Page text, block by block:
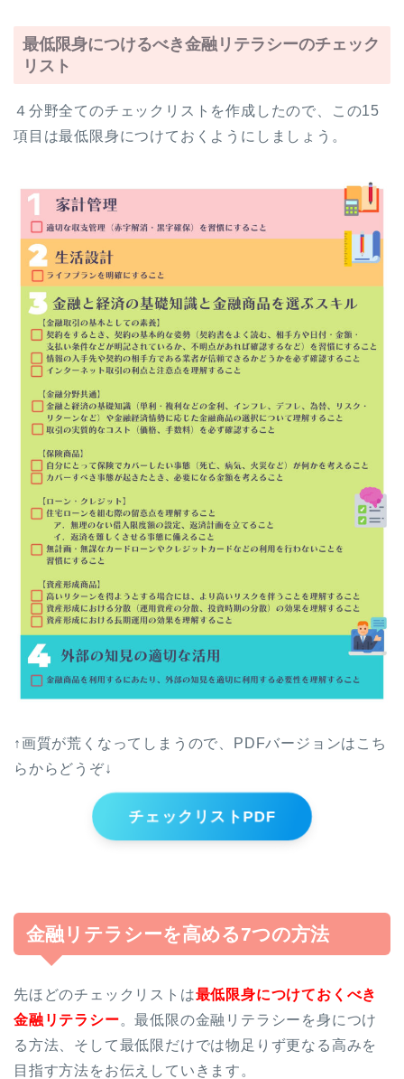
最低限身につけるべき金融リテラシーのチェック
リスト
４分野全てのチェックリストを作成したので、この15
項目は最低限身につけておくようにしましょう。
↑画質が荒くなってしまうので、PDFバージョンはこち
らからどうぞ↓
チェックリストPDF
金融リテラシーを高める7つの方法
先ほどのチェックリストは最低限身につけておくべき
金融リテラシー。最低限の金融リテラシーを身につけ
る方法、そして最低限だけでは物足りず更なる高みを
目指す方法をお伝えしていきます。